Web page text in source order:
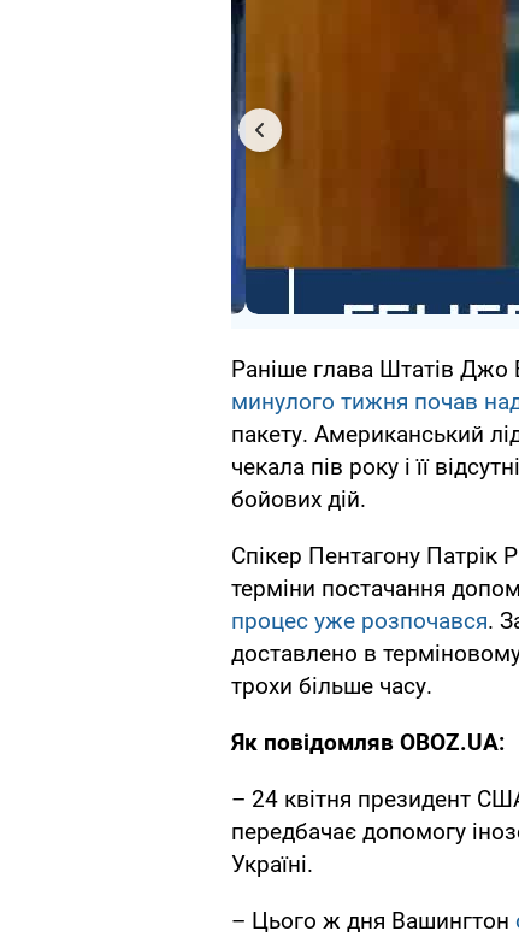
Раніше глава Штатів
минулого тижня почав
пакету. Американський
чекала пів року і її
бойових дій.
Спікер Пентагону Патрік
терміни постачання
процес уже розпочався.
доставлено в
трохи більше часу.
Як повідомляв OBOZ.UA:
– 24 квітня президент
передбачає допомогу
Україні.
– Цього ж дня Вашингтон